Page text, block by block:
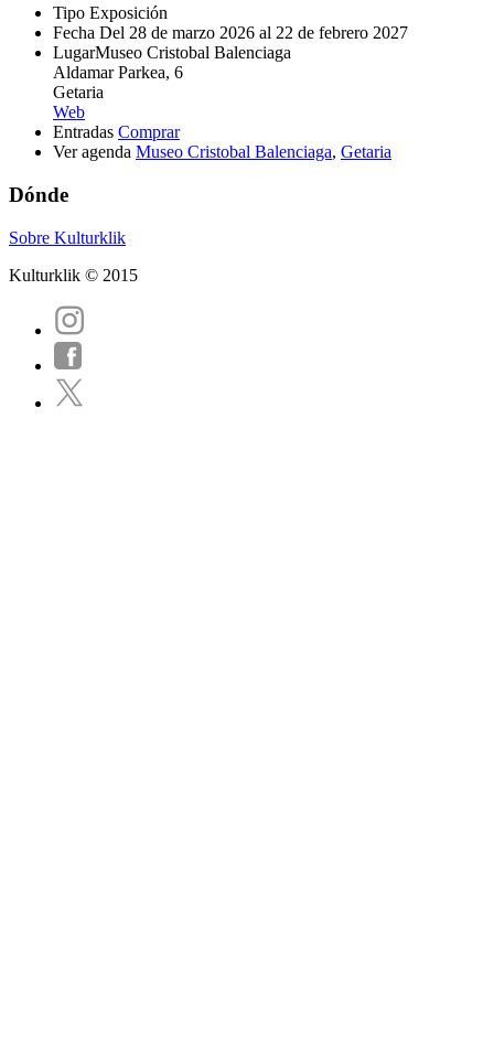
Tipo Exposición
Fecha Del 28 de marzo 2026 al 22 de febrero 2027
LugarMuseo Cristobal Balenciaga
Aldamar Parkea, 6
Getaria
Web
Entradas Comprar
Ver agenda Museo Cristobal Balenciaga, Getaria
Dónde
Sobre Kulturklik
Kulturklik © 2015